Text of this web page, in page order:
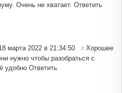
Очень не хватает. Ответить
марта 2022 в 21:34:50 # Хорошее
нужно чтобы разобраться с
удобно Ответить